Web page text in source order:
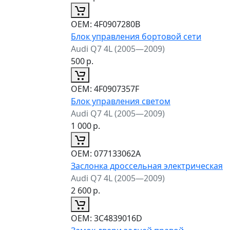
ОЕМ: 4F0907280B
Блок управления бортовой сети
Audi Q7 4L (2005—2009)
500р.
ОЕМ: 4F0907357F
Блок управления светом
Audi Q7 4L (2005—2009)
1 000р.
ОЕМ: 077133062A
Заслонка дроссельная электрическая
Audi Q7 4L (2005—2009)
2 600р.
ОЕМ: 3C4839016D